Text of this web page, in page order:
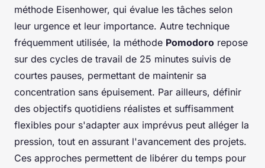
méthode Eisenhower, qui évalue les tâches selon
leur urgence et leur importance. Autre technique
fréquemment utilisée, la méthode Pomodoro repose
sur des cycles de travail de 25 minutes suivis de
courtes pauses, permettant de maintenir sa
concentration sans épuisement. Par ailleurs, définir
des objectifs quotidiens réalistes et suffisamment
flexibles pour s'adapter aux imprévus peut alléger la
pression, tout en assurant l'avancement des projets.
Ces approches permettent de libérer du temps pour